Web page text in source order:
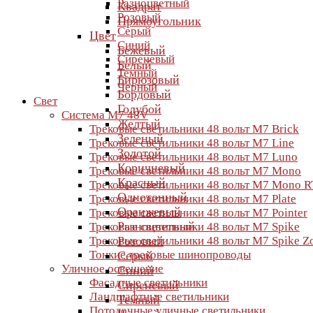
Разноцветный
Розовый
Серый
Синий
Сиреневый
Темный
Черный
Свет
Система M7 48V
Трековые светильники 48 вольт M7 Brick
Трековые светильники 48 вольт M7 Line
Трековые светильники 48 вольт M7 Luno
Трековые светильники 48 вольт M7 Mono
Трековые светильники 48 вольт M7 Mono
Трековые светильники 48 вольт M7 Plate
Трековые светильники 48 вольт M7 Pointer
Трековые светильники 48 вольт M7 Spike
Трековые светильники 48 вольт M7 Spike
Тонкие трековые шинопроводы
Уличное освещение
Фасадные светильники
Ландшафтные светильники
Квадрат
Прямоугольник
Цвет
Бежевый
Белый
Бирюзовый
Бордовый
Голубой
Желтый
Зеленый
Золотой
Коричневый
Красный
Однотонный
Оранжевый
Разноцветный
Розовый
Серый
Синий
Сиреневый
Темный